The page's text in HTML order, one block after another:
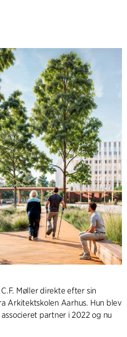
Møller direkte efter sin
Arkitektskolen Aarhus. Hun blev
partner i 2022 og nu